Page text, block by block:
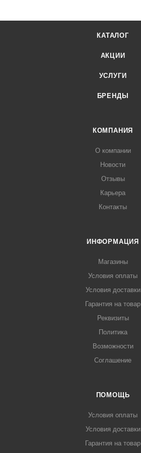
КАТАЛОГ
АКЦИИ
УСЛУГИ
БРЕНДЫ
КОМПАНИЯ
О компании
Новости
Отзывы
Карьера
Контакты
ИНФОРМАЦИЯ
Магазины
Условия оплаты
Условия доставки
Гарантия на товар
Реквизиты
Политика
Возможности
Соглашение
ПОМОЩЬ
Условия оплаты
Условия доставки
Гарантия на товар